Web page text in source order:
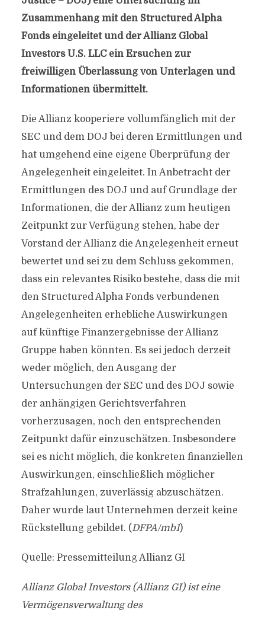
Zusammenhang mit den Structured Alpha
Fonds eingeleitet und der Allianz Global
Investors U.S. LLC ein Ersuchen zur
freiwilligen Überlassung von Unterlagen und
Informationen übermittelt.
Die Allianz kooperiere vollumfänglich mit der
SEC und dem DOJ bei deren Ermittlungen und
hat umgehend eine eigene Überprüfung der
Angelegenheit eingeleitet. In Anbetracht der
Ermittlungen des DOJ und auf Grundlage der
Informationen, die der Allianz zum heutigen
Zeitpunkt zur Verfügung stehen, habe der
Vorstand der Allianz die Angelegenheit erneut
bewertet und sei zu dem Schluss gekommen,
dass ein relevantes Risiko bestehe, dass die mit
den Structured Alpha Fonds verbundenen
Angelegenheiten erhebliche Auswirkungen
auf künftige Finanzergebnisse der Allianz
Gruppe haben könnten. Es sei jedoch derzeit
weder möglich, den Ausgang der
Untersuchungen der SEC und des DOJ sowie
der anhängigen Gerichtsverfahren
vorherzusagen, noch den entsprechenden
Zeitpunkt dafür einzuschätzen. Insbesondere
sei es nicht möglich, die konkreten finanziellen
Auswirkungen, einschließlich möglicher
Strafzahlungen, zuverlässig abzuschätzen.
Daher wurde laut Unternehmen derzeit keine
Rückstellung gebildet. (DFPA/mb1)
Quelle: Pressemitteilung Allianz GI
Allianz Global Investors (Allianz GI) ist eine
Vermögensverwaltung des